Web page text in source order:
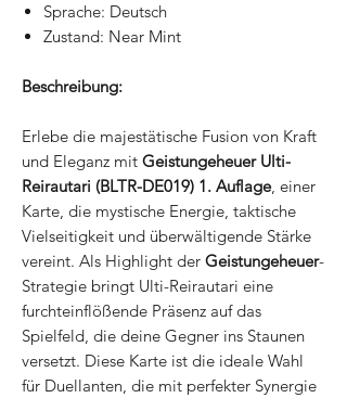
Sprache: Deutsch
Zustand: Near Mint
Beschreibung:
Erlebe die majestätische Fusion von Kraft
und Eleganz mit Geistungeheuer Ulti-
Reirautari (BLTR-DE019) 1. Auflage, einer
Karte, die mystische Energie, taktische
Vielseitigkeit und überwältigende Stärke
vereint. Als Highlight der Geistungeheuer-
Strategie bringt Ulti-Reirautari eine
furchteinflößende Präsenz auf das
Spielfeld, die deine Gegner ins Staunen
versetzt. Diese Karte ist die ideale Wahl
für Duellanten, die mit perfekter Synergie